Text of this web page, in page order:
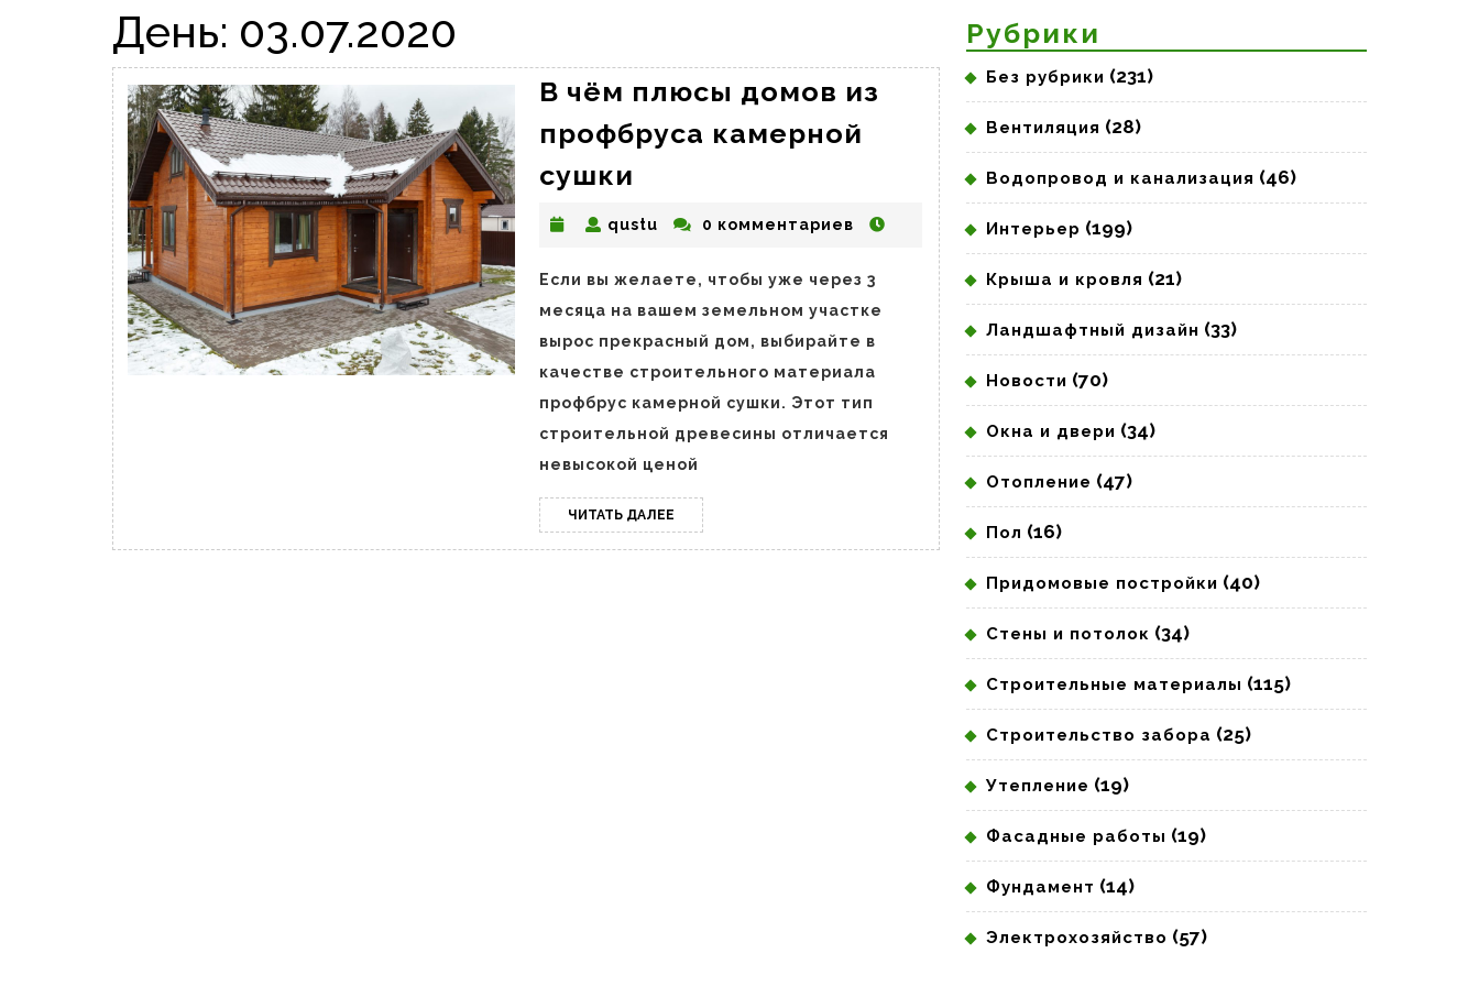
День: 03.07.2020
В чём плюсы домов из
профбруса камерной
сушки
плюсы
из
профбруса
камерной
сушки
qustu qustu0 комментариев
Если вы желаете, чтобы уже через 3
месяца на вашем земельном участке
вырос прекрасный дом, выбирайте в
качестве строительного материала
профбрус камерной сушки. Этот тип
строительной древесины отличается
невысокой ценой
ЧИТАТЬ ДАЛЕЕ ЧИТАТЬ
ДАЛЕЕ
Рубрики
Без рубрики (231)
Вентиляция (28)
Водопровод и канализация (46)
Интерьер (199)
Крыша и кровля (21)
Ландшафтный дизайн (33)
Новости (70)
Окна и двери (34)
Отопление (47)
Пол (16)
Придомовые постройки (40)
Стены и потолок (34)
Строительные материалы (115)
Строительство забора (25)
Утепление (19)
Фасадные работы (19)
Фундамент (14)
Электрохозяйство (57)